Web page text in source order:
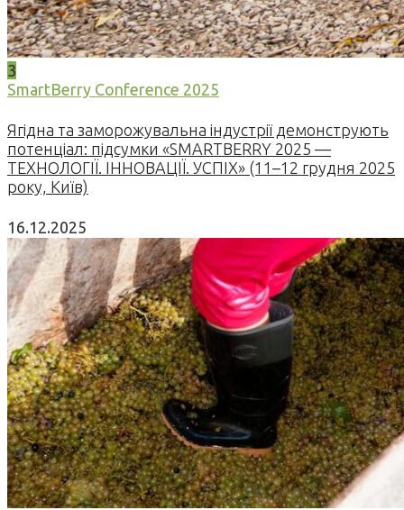
3
SmartBerry Conference 2025
Ягідна та заморожувальна індустрії демонструють
потенціал: підсумки «SMARTBERRY 2025 —
ТЕХНОЛОГІЇ. ІННОВАЦІЇ. УСПІХ» (11–12 грудня 2025
року, Київ)
16.12.2025